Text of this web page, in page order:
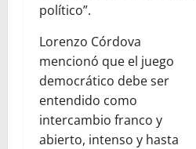
político”.
Lorenzo Córdova
mencionó que el juego
democrático debe ser
entendido como
intercambio franco y
abierto, intenso y hasta